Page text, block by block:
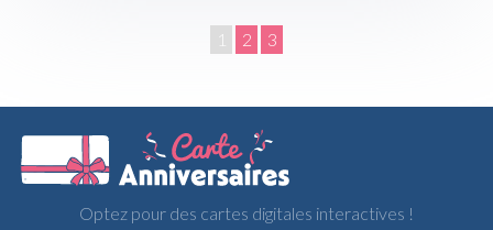
1 2 3
Optez pour des cartes digitales interactives !